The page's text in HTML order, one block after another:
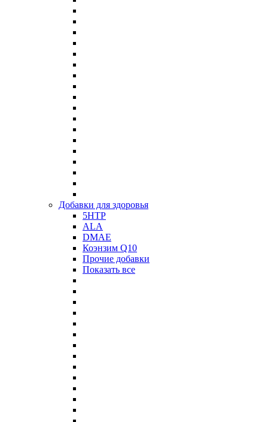
Добавки для здоровья
5HTP
ALA
DMAE
Коэнзим Q10
Прочие добавки
Показать все